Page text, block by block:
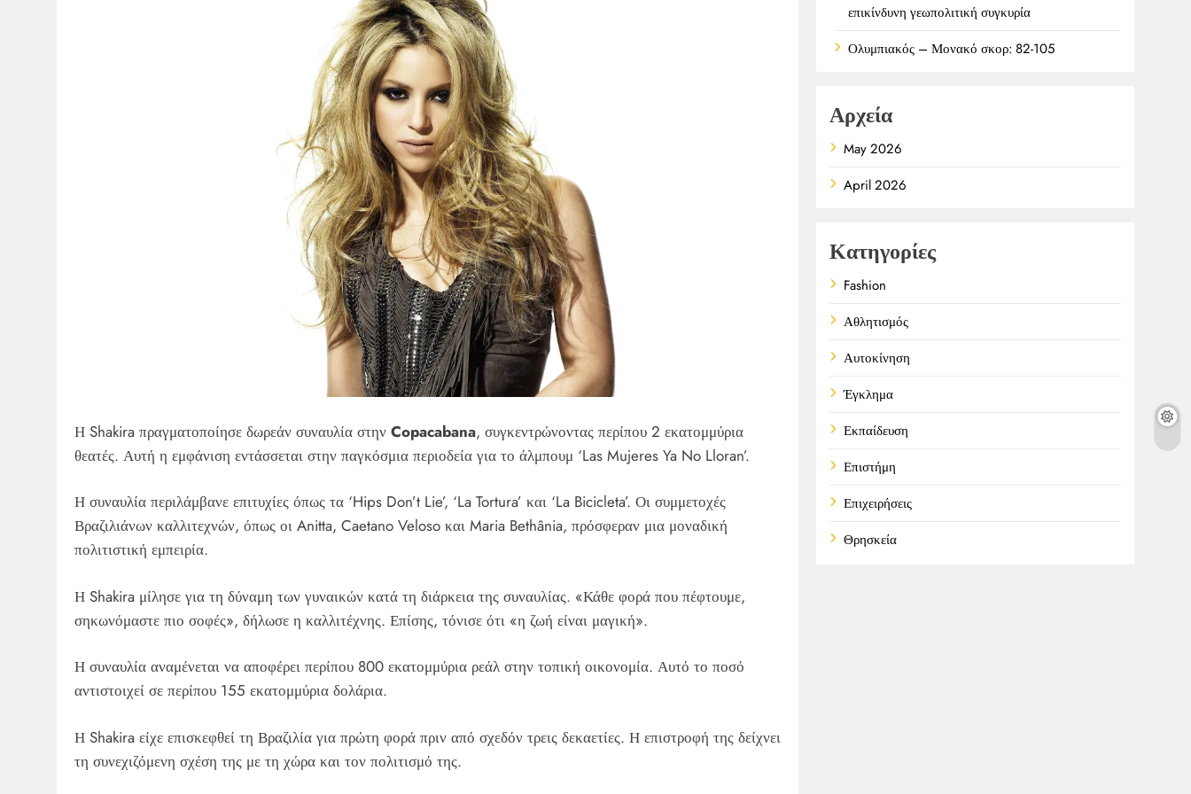
Η Shakira πραγματοποίησε δωρεάν συναυλία στην Copacabana, συγκεντρώνοντας περίπου 2 εκατομμύρια
θεατές. Αυτή η εμφάνιση εντάσσεται στην παγκόσμια περιοδεία για το άλμπουμ ‘Las Mujeres Ya No Lloran’.
Η συναυλία περιλάμβανε επιτυχίες όπως τα ‘Hips Don’t Lie’, ‘La Tortura’ και ‘La Bicicleta’. Οι συμμετοχές
Βραζιλιάνων καλλιτεχνών, όπως οι Anitta, Caetano Veloso και Maria Bethânia, πρόσφεραν μια μοναδική
πολιτιστική εμπειρία.
Η Shakira μίλησε για τη δύναμη των γυναικών κατά τη διάρκεια της συναυλίας. «Κάθε φορά που πέφτουμε,
σηκωνόμαστε πιο σοφές», δήλωσε η καλλιτέχνης. Επίσης, τόνισε ότι «η ζωή είναι μαγική».
Η συναυλία αναμένεται να αποφέρει περίπου 800 εκατομμύρια ρεάλ στην τοπική οικονομία. Αυτό το ποσό
αντιστοιχεί σε περίπου 155 εκατομμύρια δολάρια.
Η Shakira είχε επισκεφθεί τη Βραζιλία για πρώτη φορά πριν από σχεδόν τρεις δεκαετίες. Η επιστροφή της δείχνει
τη συνεχιζόμενη σχέση της με τη χώρα και τον πολιτισμό της.
επικίνδυνη γεωπολιτική συγκυρία
Ολυμπιακός – Μονακό σκορ: 82-105
Αρχεία
May 2026
April 2026
Κατηγορίες
Fashion
Αθλητισμός
Αυτοκίνηση
Έγκλημα
Εκπαίδευση
Επιστήμη
Επιχειρήσεις
Θρησκεία